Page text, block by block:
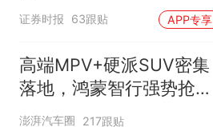
证券时报 63跟贴 APP专享
高端MPV+硬派SUV密集
落地，鸿蒙智行强势抢占
自主高端市场制高点
澎湃汽车圈 217跟贴